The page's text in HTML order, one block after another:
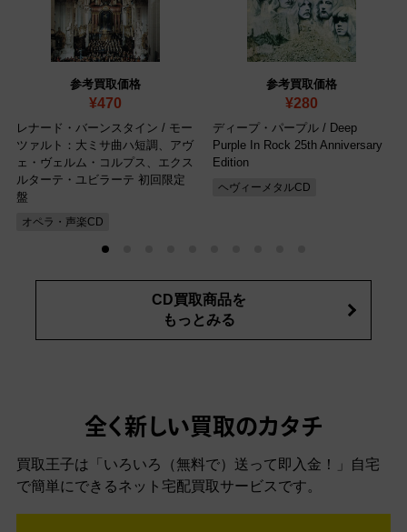
参考買取価格
¥470
レナード・バーンスタイン / モー
ツァルト：大ミサ曲ハ短調、アヴ
ェ・ヴェルム・コルプス、エクス
ルターテ・ユビラーテ 初回限定
盤
オペラ・声楽CD
参考買取価格
¥280
ディープ・パープル / Deep
Purple In Rock 25th Anniversary
Edition
ヘヴィーメタルCD
CD買取商品を
もっとみる
全く新しい買取のカタチ
買取王子は「いろいろ（無料で）送って即入金！」自宅
で簡単にできるネット宅配買取サービスです。